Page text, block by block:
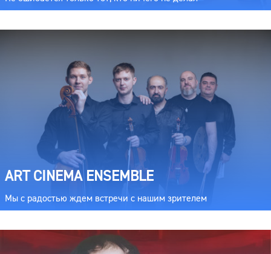
ART CINEMA ENSEMBLE
Мы с радостью ждем встречи с нашим зрителем